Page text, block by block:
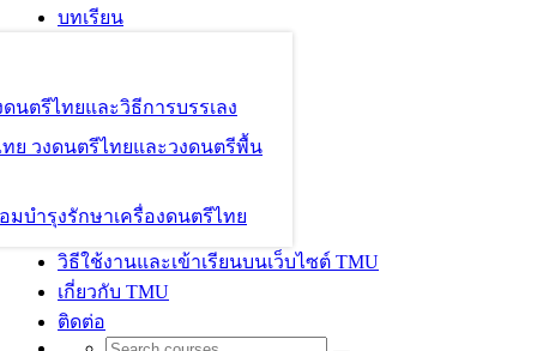
บทเรียน
ดนตรีไทยและวิธีการบรรเลง
ทย วงดนตรีไทยและวงดนตรีพื้น
มบำรุงรักษาเครื่องดนตรีไทย
วิธีใช้งานและเข้าเรียนบนเว็บไซต์ TMU
เกี่ยวกับ TMU
ติดต่อ